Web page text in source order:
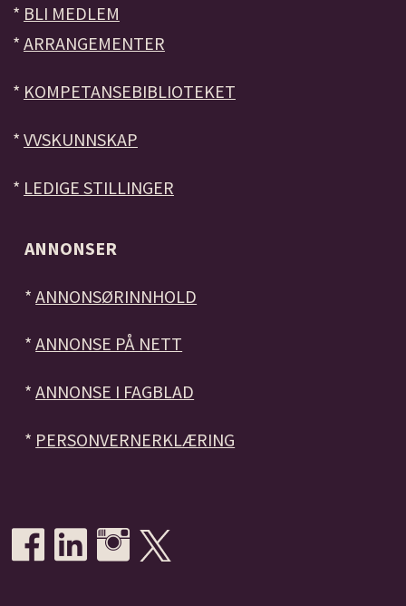
* BLI MEDLEM
* ARRANGEMENTER
* KOMPETANSEBIBLIOTEKET
* VVSKUNNSKAP
* LEDIGE STILLINGER
ANNONSER
*ANNONSØRINNHOLD
*ANNONSE PÅ NETT
*ANNONSE I FAGBLAD
* PERSONVERNERKLÆRING